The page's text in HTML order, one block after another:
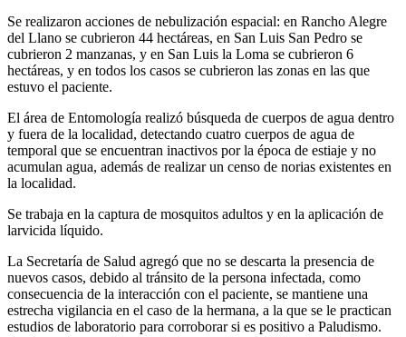
Se realizaron acciones de nebulización espacial: en Rancho Alegre
del Llano se cubrieron 44 hectáreas, en San Luis San Pedro se
cubrieron 2 manzanas, y en San Luis la Loma se cubrieron 6
hectáreas, y en todos los casos se cubrieron las zonas en las que
estuvo el paciente.
El área de Entomología realizó búsqueda de cuerpos de agua dentro
y fuera de la localidad, detectando cuatro cuerpos de agua de
temporal que se encuentran inactivos por la época de estiaje y no
acumulan agua, además de realizar un censo de norias existentes en
la localidad.
Se trabaja en la captura de mosquitos adultos y en la aplicación de
larvicida líquido.
La Secretaría de Salud agregó que no se descarta la presencia de
nuevos casos, debido al tránsito de la persona infectada, como
consecuencia de la interacción con el paciente, se mantiene una
estrecha vigilancia en el caso de la hermana, a la que se le practican
estudios de laboratorio para corroborar si es positivo a Paludismo.